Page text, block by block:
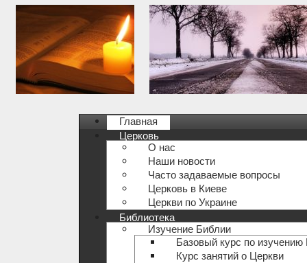
Главная
Церковь
О нас
Наши новости
Часто задаваемые вопросы
Церковь в Киеве
Церкви по Украине
Библиотека
Изучение Библии
Базовый курс по изучению
Курс занятий о Церкви